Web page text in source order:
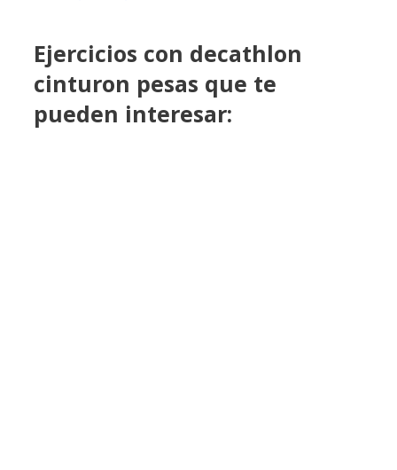
Ejercicios con decathlon
cinturon pesas que te
pueden interesar: